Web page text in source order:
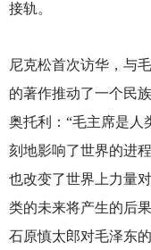
接轨。
尼克松首次访华，与
的著作推动了一个民
奥托利：“毛主席是人
刻地影响了世界的进
也改变了世界上力量
类的未来将产生的后
石原慎太郎对毛泽东